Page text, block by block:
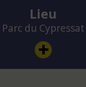
Lieu
Parc du Cypressat